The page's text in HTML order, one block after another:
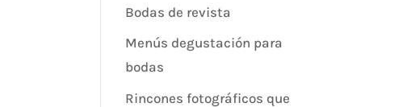
Bodas de revista
Menús degustación para
bodas
Rincones fotográficos que